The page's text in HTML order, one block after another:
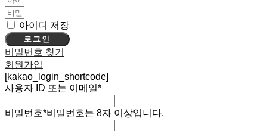
아이디 저장
로그인
비밀번호 찾기
회원가입
[kakao_login_shortcode]
사용자 ID 또는 이메일*
비밀번호*비밀번호는 8자 이상입니다.